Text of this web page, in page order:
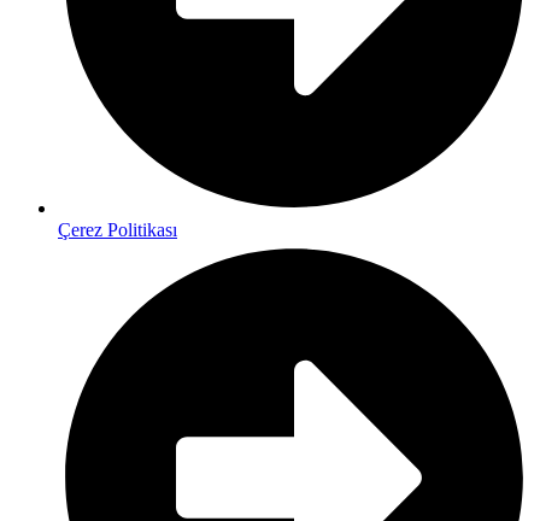
Çerez Politikası